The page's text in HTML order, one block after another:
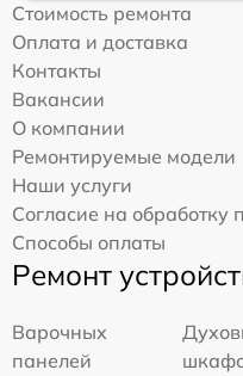
Стоимость ремонта
Оплата и доставка
Контакты
Вакансии
О компании
Ремонтируемые модели
Наши услуги
Согласие на
Способы оплаты
Ремонт
Варочных
панелей